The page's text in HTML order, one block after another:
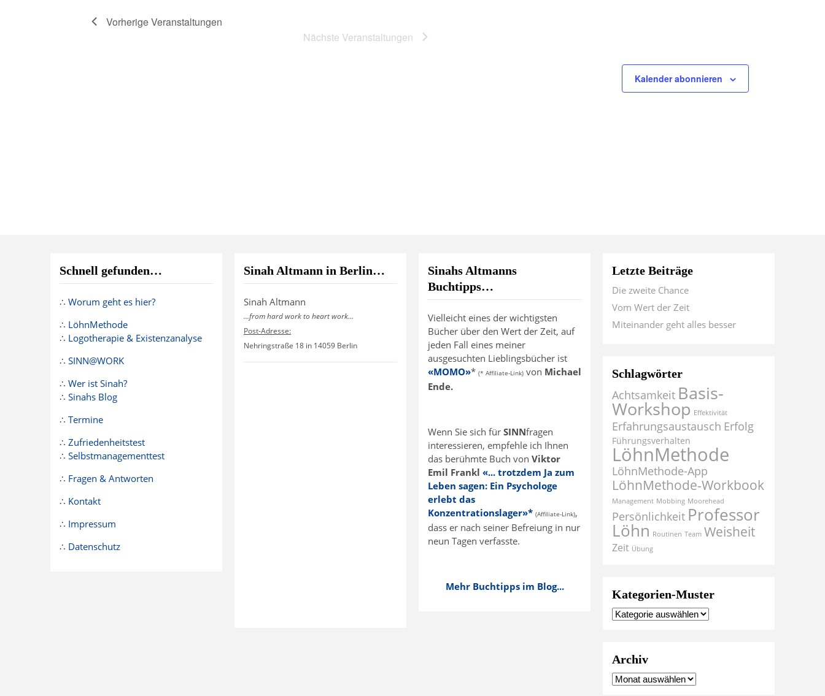
VorherigeVeranstaltungen
Nächste Veranstaltungen
Kalender abonnieren
Schnell gefunden…
∴ Worum geht es hier?
∴ LöhnMethode
∴ Logotherapie & Existenzanalyse
∴ SINN@WORK
∴ Wer ist Sinah?
∴ Sinahs Blog
∴ Termine
∴ Zufriedenheitstest
∴ Selbstmanagementtest
∴ Fragen & Antworten
∴ Kontakt
∴ Impressum
∴ Datenschutz
Sinah Altmann in Berlin…
Sinah Altmann
...from hard work to heart work...
Post-Adresse:
Nehringstraße 18 in 14059 Berlin
Sinahs Altmanns
Buchtipps…
Vielleicht eines der wichtigsten
Bücher über den Wert der Zeit, auf
jeden Fall eines meiner
ausgesuchten Lieblingsbücher ist
«MOMO»* (* Affiliate-Link) von Michael
Ende.
Wenn Sie sich für SINNfragen
interessieren, empfehle ich Ihnen
das berühmte Buch von Viktor
Emil Frankl «... trotzdem Ja zum
Leben sagen: Ein Psychologe
erlebt das
Konzentrationslager»* (Affiliate-Link),
dass er nach seiner Befreiung in nur
neun Tagen verfasste.
Mehr Buchtipps im Blog...
Letzte Beiträge
Die zweite Chance
Vom Wert der Zeit
Miteinander geht alles besser
Schlagwörter
Achtsamkeit Basis-
Workshop Effektivität
Erfahrungsaustausch Erfolg
Führungsverhalten
LöhnMethode
LöhnMethode-App
LöhnMethode-Workbook
Management Mobbing Moorehead
Persönlichkeit Professor
Löhn Routinen Team Weisheit
Zeit Übung
Kategorien-Muster
Archiv